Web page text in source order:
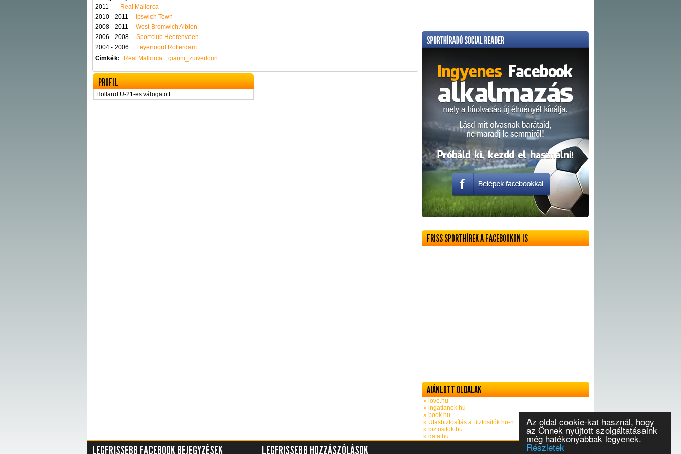
Az oldal cookie-kat használ, hogy
az Önnek nyújtott szolgáltatásaink
még hatékonyabbak legyenek.
Részletek
2011 -
Real Mallorca
2010 - 2011
Ipswich Town
2008 - 2011
West Bromwich Albion
2006 - 2008
Sportclub Heerenveen
2004 - 2006
Feyenoord Rotterdam
Címkék:
Real Mallorca gianni_zuiverloon
PROFIL
Holland U-21-es válogatott
FRISS SPORTHÍREK A FACEBOOKON IS
AJÁNLOTT OLDALAK
» love.hu
» ingatlanok.hu
» book.hu
» Utasbiztosítás a Biztosítók.hu-n
» biztositok.hu
» data.hu
LEGFRISSEBB FACEBOOK BEJEGYZÉSEK LEGFRISSEBB HOZZÁSZÓLÁSOK